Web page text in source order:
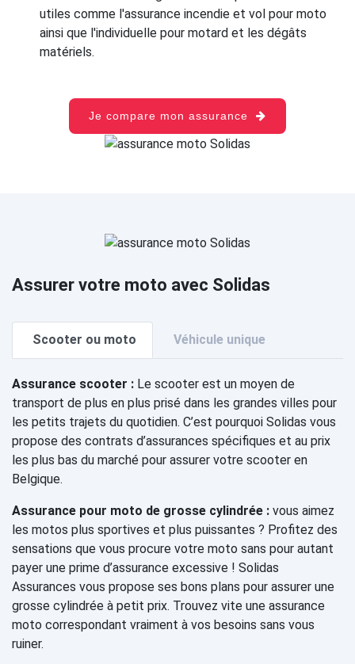
utiles comme l'assurance incendie et vol pour moto
ainsi que l'individuelle pour motard et les dégâts
matériels.
Je compare mon assurance
Assurer votre moto avec Solidas
Scooter ou moto Véhicule unique
Assurance scooter : Le scooter est un moyen de
transport de plus en plus prisé dans les grandes villes pour
les petits trajets du quotidien. C’est pourquoi Solidas vous
propose des contrats d’assurances spécifiques et au prix
les plus bas du marché pour assurer votre scooter en
Belgique.
Assurance pour moto de grosse cylindrée : vous aimez
les motos plus sportives et plus puissantes ? Profitez des
sensations que vous procure votre moto sans pour autant
payer une prime d’assurance excessive ! Solidas
Assurances vous propose ses bons plans pour assurer une
grosse cylindrée à petit prix. Trouvez vite une assurance
moto correspondant vraiment à vos besoins sans vous
ruiner.